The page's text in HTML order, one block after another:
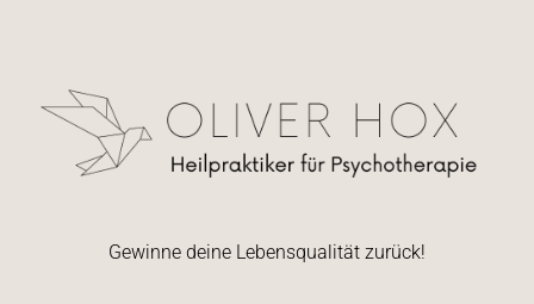
Gewinne deine Lebensqualität zurück!